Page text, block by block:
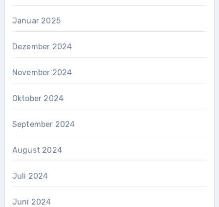
Januar 2025
Dezember 2024
November 2024
Oktober 2024
September 2024
August 2024
Juli 2024
Juni 2024